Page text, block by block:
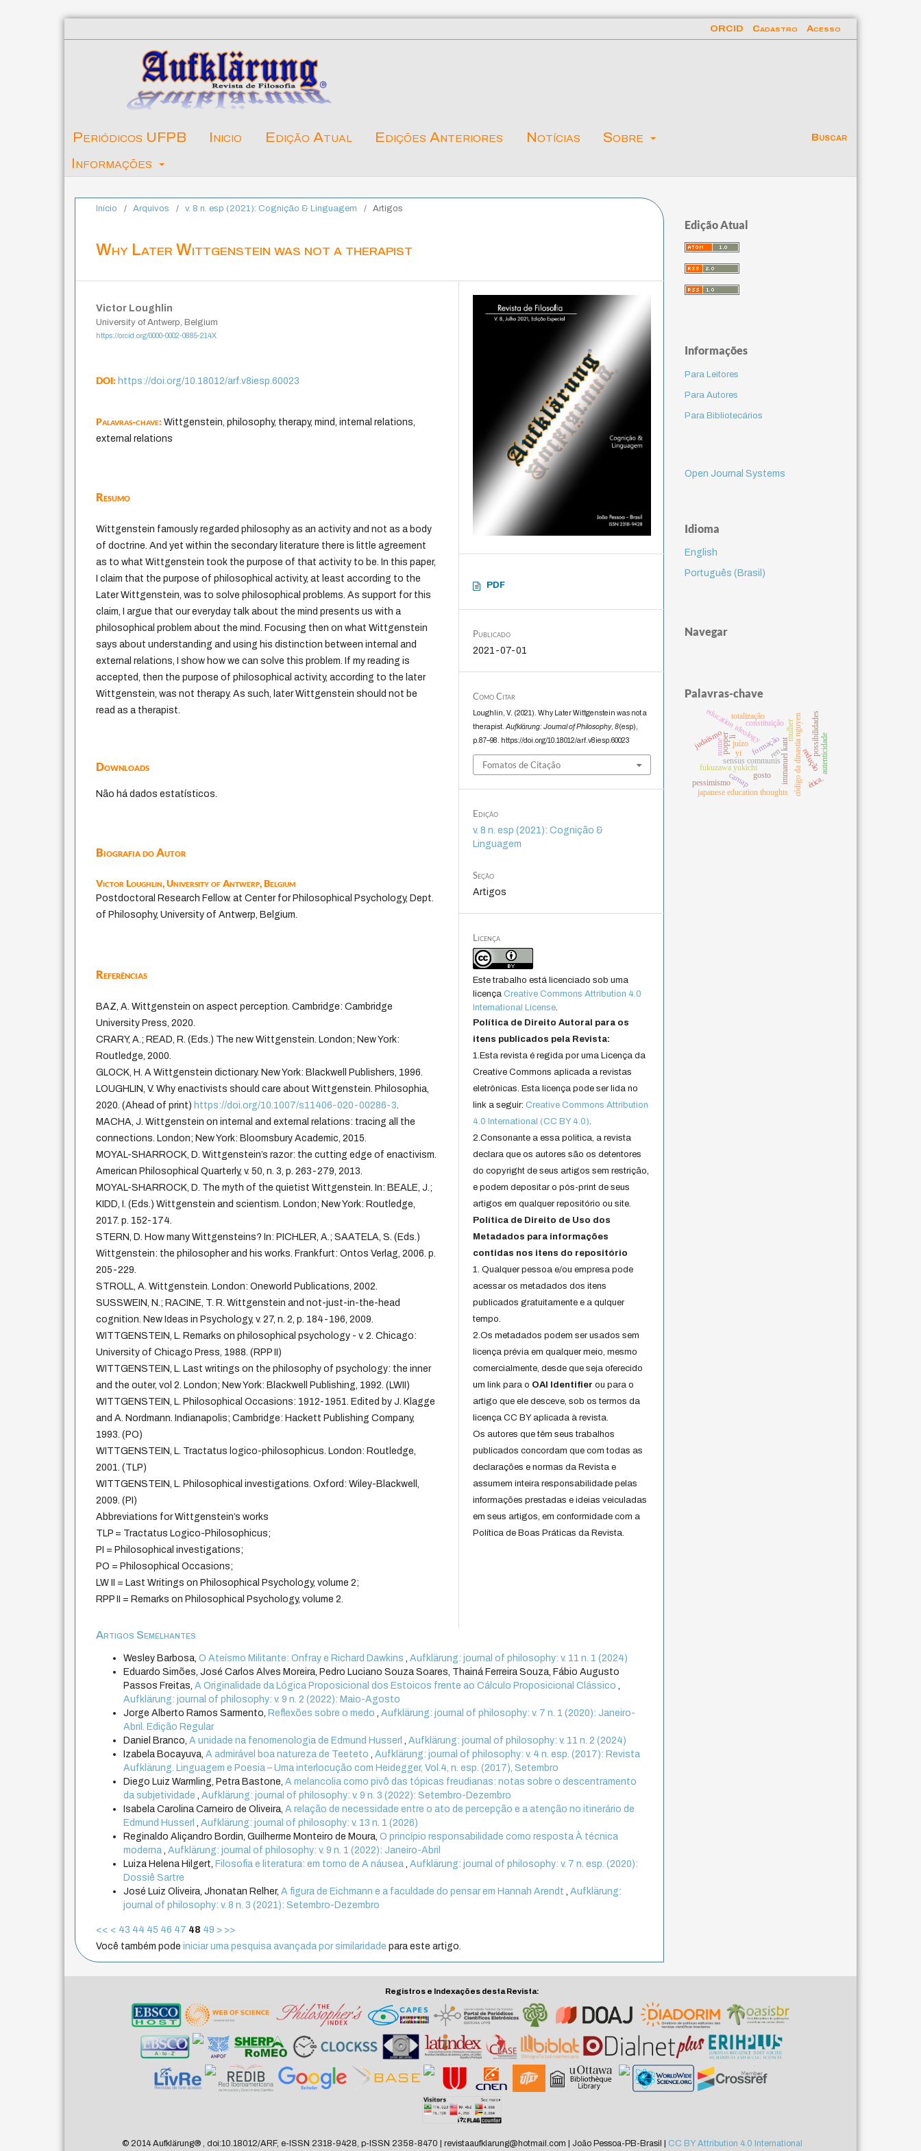
Periódicos UFPB Inicio Edição Atual Edições Anteriores Notícias
Sobre
Informações
Buscar
ORCID Cadastro Acesso
Início / Arquivos / v. 8 n. esp (2021): Cognição & Linguagem / Artigos
Why Later Wittgenstein was not a therapist
Victor Loughlin
University of Antwerp, Belgium
https://orcid.org/0000-0002-0885-214X
DOI:https://doi.org/10.18012/arf.v8iesp.60023
Palavras-chave:Wittgenstein, philosophy, therapy, mind, internal relations,
external relations
Resumo
Wittgenstein famously regarded philosophy as an activity and not as a body
of doctrine. And yet within the secondary literature there is little agreement
as to what Wittgenstein took the purpose of that activity to be. In this paper,
I claim that the purpose of philosophical activity, at least according to the
Later Wittgenstein, was to solve philosophical problems. As support for this
claim, I argue that our everyday talk about the mind presents us with a
philosophical problem about the mind. Focusing then on what Wittgenstein
says about understanding and using his distinction between internal and
external relations, I show how we can solve this problem. If my reading is
accepted, then the purpose of philosophical activity, according to the later
Wittgenstein, was not therapy. As such, later Wittgenstein should not be
read as a therapist.
Downloads
Não há dados estatísticos.
Biografia do Autor
Victor Loughlin,University of Antwerp, Belgium
Postdoctoral Research Fellow. at Center for Philosophical Psychology, Dept.
of Philosophy, University of Antwerp, Belgium.
Referências
BAZ, A. Wittgenstein on aspect perception. Cambridge: Cambridge
University Press, 2020.
CRARY, A.; READ, R. (Eds.) The new Wittgenstein. London; New York:
Routledge, 2000.
GLOCK, H. A Wittgenstein dictionary. New York: Blackwell Publishers, 1996.
LOUGHLIN, V. Why enactivists should care about Wittgenstein. Philosophia,
2020. (Ahead of print) https://doi.org/10.1007/s11406-020-00286-3.
MACHA, J. Wittgenstein on internal and external relations: tracing all the
connections. London; New York: Bloomsbury Academic, 2015.
MOYAL-SHARROCK, D. Wittgenstein’s razor: the cutting edge of enactivism.
American Philosophical Quarterly, v. 50, n. 3, p. 263-279, 2013.
MOYAL-SHARROCK, D. The myth of the quietist Wittgenstein. In: BEALE, J.;
KIDD, I. (Eds.) Wittgenstein and scientism. London; New York: Routledge,
2017. p. 152-174.
STERN, D. How many Wittgensteins? In: PICHLER, A.; SAATELA, S. (Eds.)
Wittgenstein: the philosopher and his works. Frankfurt: Ontos Verlag, 2006. p.
205-229.
STROLL, A. Wittgenstein. London: Oneworld Publications, 2002.
SUSSWEIN, N.; RACINE, T. R. Wittgenstein and not-just-in-the-head
cognition. New Ideas in Psychology, v. 27, n. 2, p. 184-196, 2009.
WITTGENSTEIN, L. Remarks on philosophical psychology - v. 2. Chicago:
University of Chicago Press, 1988. (RPP II)
WITTGENSTEIN, L. Last writings on the philosophy of psychology: the inner
and the outer, vol 2. London; New York: Blackwell Publishing, 1992. (LWII)
WITTGENSTEIN, L. Philosophical Occasions: 1912-1951. Edited by J. Klagge
and A. Nordmann. Indianapolis; Cambridge: Hackett Publishing Company,
1993. (PO)
WITTGENSTEIN, L. Tractatus logico-philosophicus. London: Routledge,
2001. (TLP)
WITTGENSTEIN, L. Philosophical investigations. Oxford: Wiley-Blackwell,
2009. (PI)
Abbreviations for Wittgenstein’s works
TLP = Tractatus Logico-Philosophicus;
PI = Philosophical investigations;
PO = Philosophical Occasions;
LW II = Last Writings on Philosophical Psychology, volume 2;
RPP II = Remarks on Philosophical Psychology, volume 2.
PDF
Publicado
2021-07-01
Como Citar
Loughlin, V. (2021). Why Later Wittgenstein was not a
therapist.Aufklärung: Journal of Philosophy,8(esp),
p.87–98. https://doi.org/10.18012/arf.v8iesp.60023
Fomatos de Citação
Edição
v. 8 n. esp (2021): Cognição &
Linguagem
Seção
Artigos
Licença
Este trabalho está licenciado sob uma
licençaCreative Commons Attribution 4.0
International License.
Política de Direito Autoral para os
itens publicados pela Revista:
1.Esta revista é regida por uma Licença da
Creative Commons aplicada a revistas
eletrônicas. Esta licença pode ser lida no
link a seguir:Creative Commons Attribution
4.0 International (CC BY 4.0).
2.Consonante a essa politica, a revista
declara que os autores são os detentores
do copyright de seus artigos sem restrição,
e podem depositar o pós-print de seus
artigos em qualquer repositório ou site.
Política de Direito de Uso dos
Metadados para informações
contidas nos itens do repositório
1. Qualquer pessoa e/ou empresa pode
acessar os metadados dos itens
publicados gratuitamente e a qulquer
tempo.
2.Os metadados podem ser usados sem
licença prévia em qualquer meio, mesmo
comercialmente, desde que seja oferecido
um link para o OAI Identifier ou para o
artigo que ele desceve, sob os termos da
licença CC BY aplicada à revista.
Os autores que têm seus trabalhos
publicados concordam que com todas as
declarações e normas da Revista e
assumem inteira responsabilidade pelas
informações prestadas e ideias veiculadas
em seus artigos, em conformidade com a
Política de Boas Práticas da Revista.
Artigos Semelhantes
Wesley Barbosa,O Ateísmo Militante: Onfray e Richard Dawkins,Aufklärung: journal of philosophy: v. 11 n. 1 (2024)
Eduardo Simões, José Carlos Alves Moreira, Pedro Luciano Souza Soares, Thainá Ferreira Souza, Fábio Augusto
Passos Freitas,A Originalidade da Lógica Proposicional dos Estoicos frente ao Cálculo Proposicional Clássico,
Aufklärung: journal of philosophy: v. 9 n. 2 (2022): Maio-Agosto
Jorge Alberto Ramos Sarmento, Reflexões sobre o medo,Aufklärung: journal of philosophy: v. 7 n. 1 (2020): Janeiro-
Abril. Edição Regular
Daniel Branco,A unidade na fenomenologia de Edmund Husserl,Aufklärung: journal of philosophy: v. 11 n. 2 (2024)
Izabela Bocayuva,A admirável boa natureza de Teeteto,Aufklärung: journal of philosophy: v. 4 n. esp. (2017): Revista
Aufklärung. Linguagem e Poesia – Uma interlocução com Heidegger, Vol.4, n. esp. (2017), Setembro
Diego Luiz Warmling, Petra Bastone,A melancolia como pivô das tópicas freudianas: notas sobre o descentramento
da subjetividade,Aufklärung: journal of philosophy: v. 9 n. 3 (2022): Setembro-Dezembro
Isabela Carolina Carneiro de Oliveira,A relação de necessidade entre o ato de percepção e a atenção no itinerário de
Edmund Husserl,Aufklärung: journal of philosophy: v. 13 n. 1 (2026)
Reginaldo Aliçandro Bordin, Guilherme Monteiro de Moura,O princípio responsabilidade como resposta À técnica
moderna,Aufklärung: journal of philosophy: v. 9 n. 1 (2022): Janeiro-Abril
Luiza Helena Hilgert, Filosofia e literatura: em torno de A náusea,Aufklärung: journal of philosophy: v. 7 n. esp. (2020):
Dossiê Sartre
José Luiz Oliveira, Jhonatan Relher,A figura de Eichmann e a faculdade do pensar em Hannah Arendt,Aufklärung:
journal of philosophy: v. 8 n. 3 (2021): Setembro-Dezembro
<< < 43 44 45 46 47 48 49 > >>
Você também podeiniciar uma pesquisa avançada por similaridade para este artigo.
Edição Atual
Informações
Para Leitores
Para Autores
Para Bibliotecários
Open Journal Systems
Idioma
English
Português (Brasil)
Navegar
Palavras-chave
immanuel kant
japanese education thoughts código da dinastia nguyen
gosto
juízo
sensus communis
formação
education ideology
fukuzawa yukichi redução
mulher
popper
carnap
constituição
totalização
nome possibilidades
judaísmo autenticidade
pessimismo
ren
ética.
yi
li
Registros e Indexações desta Revista:
© 2014 Aufklärung®, doi:10.18012/ARF, e-ISSN 2318-9428, p-ISSN 2358-8470 | revistaaufklarung@hotmail.com | João Pessoa-PB-Brasil | CC BY Attribution 4.0 International